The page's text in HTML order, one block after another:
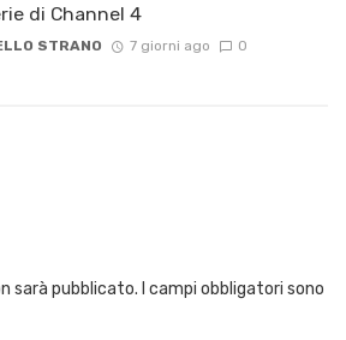
di Channel 4
STRANO 7 giorni ago 0
sarà pubblicato. I campi obbligatori sono